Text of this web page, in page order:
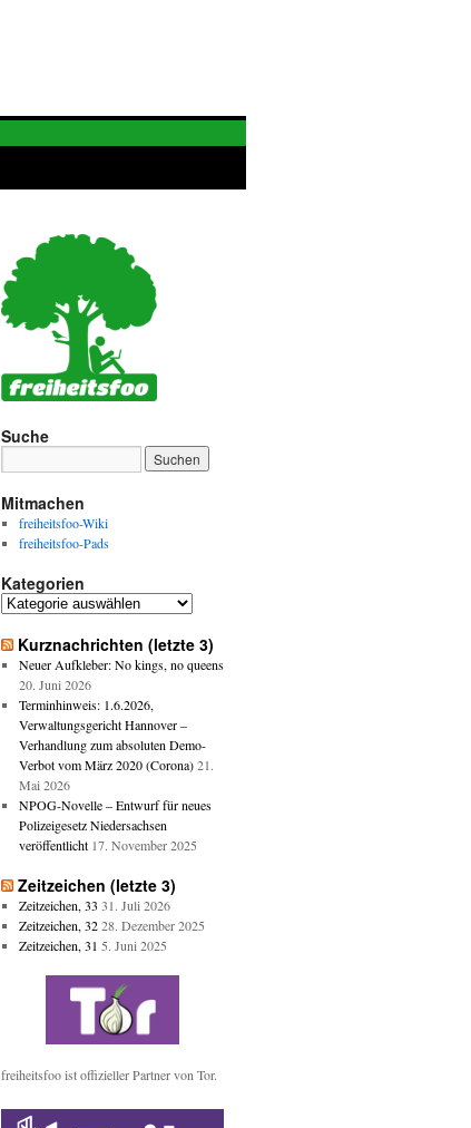
Suche
Mitmachen
freiheitsfoo-Wiki
freiheitsfoo-Pads
Kategorien
Kategorien
Kurznachrichten (letzte 3)
Neuer Aufkleber: No kings, no queens
20. Juni 2026
Terminhinweis: 1.6.2026,
Verwaltungsgericht Hannover –
Verhandlung zum absoluten Demo-
Verbot vom März 2020 (Corona) 21.
Mai 2026
NPOG-Novelle – Entwurf für neues
Polizeigesetz Niedersachsen
veröffentlicht 17. November 2025
Zeitzeichen (letzte 3)
Zeitzeichen, 33 31. Juli 2026
Zeitzeichen, 32 28. Dezember 2025
Zeitzeichen, 31 5. Juni 2025
freiheitsfoo ist offizieller Partner von Tor.